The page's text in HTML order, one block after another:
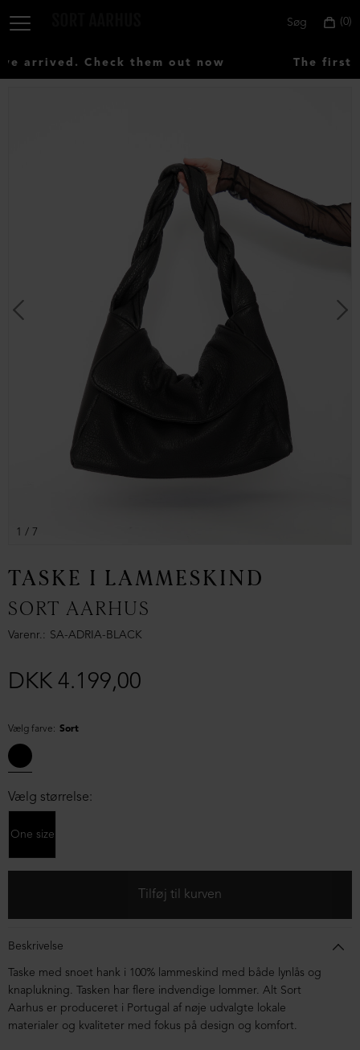
0
Søg
arrived. Check them out now The first
1 / 7
TASKE I LAMMESKIND
SORT AARHUS
Varenr. SA-ADRIA-BLACK
DKK 4.199,00
Vælg farve: Sort
Vælg størrelse:
One size
Beskrivelse
Taske med snoet hank i 100% lammeskind med både lynlås og
knaplukning. Tasken har flere indvendige lommer. Alt Sort
Aarhus er produceret i Portugal af nøje udvalgte lokale
materialer og kvaliteter med fokus på design og komfort.